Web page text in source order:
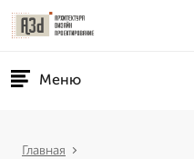
Меню
Главная